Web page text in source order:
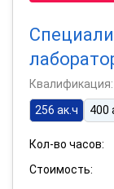
256 ак.ч
400
Кол-во часов:
Стоимость: